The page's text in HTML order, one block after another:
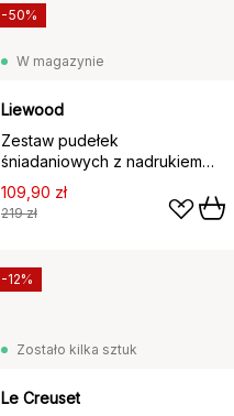
W magazynie
Liewood
Zestaw pudełek
śniadaniowych z nadrukiem
Chelsey, 2 części, Characters-
Sandy
109,90 zł
219 zł
-50%
Zostało kilka sztuk
Le Creuset
-12%